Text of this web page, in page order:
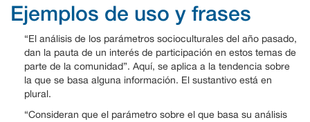
Ejemplos de uso y frases
“El análisis de los parámetros socioculturales del año pasado,
dan la pauta de un interés de participación en estos temas de
parte de la comunidad”. Aquí, se aplica a la tendencia sobre
la que se basa alguna información. El sustantivo está en
plural.
“Consideran que el parámetro sobre el que basa su análisis